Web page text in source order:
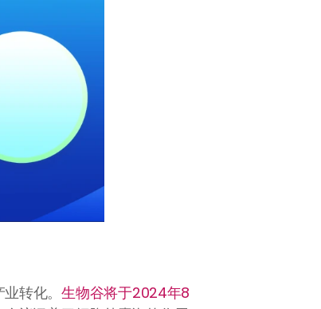
业转化。生物谷将于2024年8